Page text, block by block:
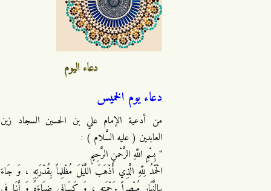
دعاء اليوم
دعاء يوم الخميس
من أدعية الإمام علي بن الحسين السجاد زين
العابدين ( عليه السَّلام ) :
" بِسْمِ اللَّهِ الرَّحْمنِ الرَّحِيمِ
الْحَمْدُ لِلَّهِ الَّذِي أَذْهَبَ اللَّيْلَ مُظْلِماً بِقُدْرَتِهِ ، وَ جَاءَ